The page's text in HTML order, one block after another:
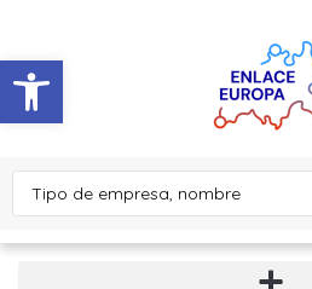
Abrir barra de herramientas